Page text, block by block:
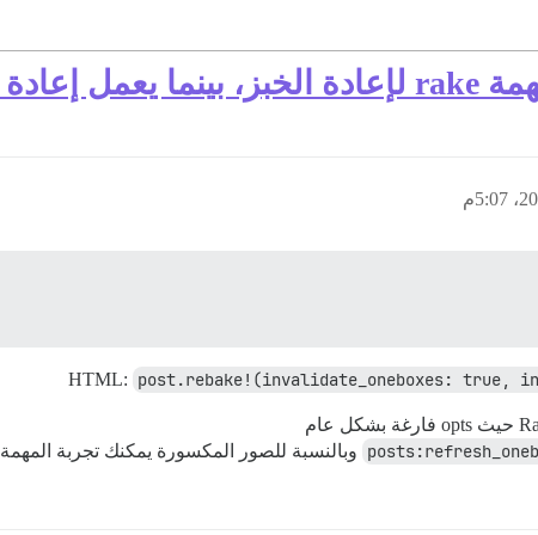
post.rebake!(invalidate_oneboxes: true,
حيث opts فارغة بشكل عام
وبالنسبة للصور المكسورة يمكنك تجربة المهمة